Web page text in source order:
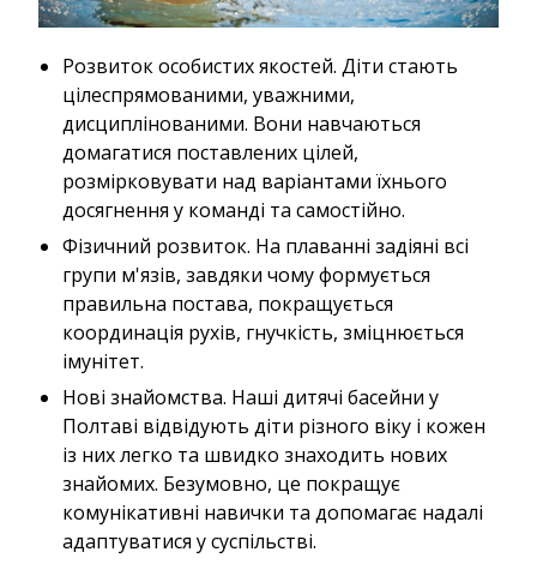
Розвиток особистих якостей. Діти стають
цілеспрямованими, уважними,
дисциплінованими. Вони навчаються
домагатися поставлених цілей,
розмірковувати над варіантами їхнього
досягнення у команді та самостійно.
Фізичний розвиток. На плаванні задіяні всі
групи м'язів, завдяки чому формується
правильна постава, покращується
координація рухів, гнучкість, зміцнюється
імунітет.
Нові знайомства. Наші дитячі басейни у ​​
Полтаві відвідують діти різного віку і кожен
із них легко та швидко знаходить нових
знайомих. Безумовно, це покращує
комунікативні навички та допомагає надалі
адаптуватися у суспільстві.